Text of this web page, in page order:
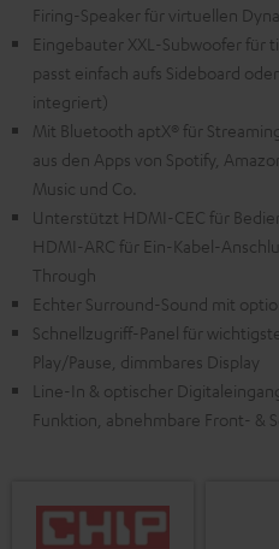
Firing-Speaker für virtuellen
Eingebauter XXL-Subwoofer für
passt einfach aufs Sideboard
integriert)
Mit Bluetooth aptX® für
aus den Apps von Spotify,
Music und Co.
Unterstützt HDMI-CEC für
HDMI-ARC für Ein-Kabel-
Through
Echter Surround-Sound mit
Schnellzugriff-Panel für
Play/Pause, dimmbares Display
Line-In & optischer
Funktion, abnehmbare Front- &